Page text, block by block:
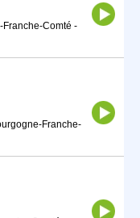
Comté -
Franche-